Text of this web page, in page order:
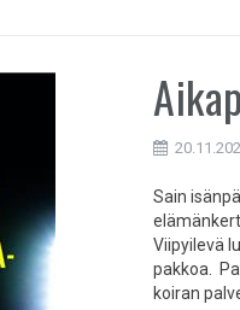
Sain
Viipyilevä
pakkoa.
koiran